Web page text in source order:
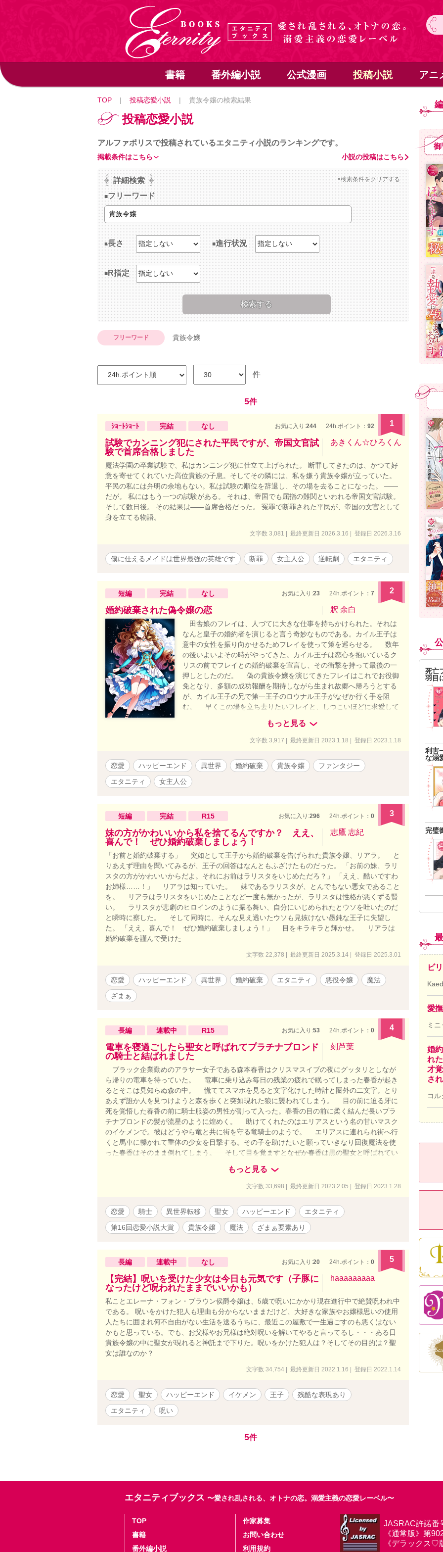
書籍 番外編小説 公式漫画 投稿小説 アニ
TOP | 投稿恋愛小説 | 貴族令嬢の検索結果
投稿恋愛小説
アルファポリスで投稿されているエタニティ小説のランキングです。
小説の投稿はこちら
掲載条件はこちら
詳細検索 ×検索条件をクリアする
フリーワード
長さ 進行状況
R指定
フリーワード 貴族令嬢
件
5件
ｼｮｰﾄｼｮｰﾄ 完結 なし お気に入り:244 24h.ポイント： 92 1
試験でカンニング犯にされた平民ですが、帝国文官試
験で首席合格しました
あきくん☆ひろくん
魔法学園の卒業試験で、私はカンニング犯に仕立て上げられた。 断罪してきたのは、かつて好
意を寄せてくれていた高位貴族の子息。そしてその隣には、私を嫌う貴族令嬢が立っていた。
平民の私には弁明の余地もない。私は試験の順位を辞退し、その場を去ることになった。 ――
だが。 私にはもう一つの試験がある。 それは、帝国でも屈指の難関といわれる帝国文官試験。
そして数日後。 その結果は――首席合格だった。 冤罪で断罪された平民が、帝国の文官として
身を立てる物語。
文字数 3,081 | 最終更新日 2026.3.16 | 登録日 2026.3.16
僕に仕えるメイドは世界最強の英雄です 断罪 女主人公 逆転劇 エタニティ
短編 完結 なし お気に入り:23 24h.ポイント： 7 2
婚約破棄された偽令嬢の恋 釈 余白
田舎娘のフレイは、人づてに大きな仕事を持ちかけられた。それは
なんと皇子の婚約者を演じると言う奇妙なものである。カイル王子は
意中の女性を振り向かせるためフレイを使って策を巡らせる。 数年
の後いよいよその時がやってきた。カイル王子は恋心を抱いているク
リスの前でフレイとの婚約破棄を宣言し、その衝撃を持って最後の一
押しとしたのだ。 偽の貴族令嬢を演じてきたフレイはこれでお役御
免となり、多額の成功報酬を期待しながら生まれ故郷へ帰ろうとする
が、カイル王子の兄で第一王子のロウナル王子がなぜか行く手を阻
む。 早くこの場を立ち去りたいフレイと、しつこいほどに求愛して
くるロウナル王子との押し問答はどういう結末をたどるのだろうか。
もっと見る
文字数 3,917 | 最終更新日 2023.1.18 | 登録日 2023.1.18
恋愛 ハッピーエンド 異世界 婚約破棄 貴族令嬢
ファンタジー
エタニティ
女主人公
短編 完結 R15 お気に入り:296 24h.ポイント： 0 3
妹の方がかわいいから私を捨てるんですか？ ええ、
喜んで！ ぜひ婚約破棄しましょう！
志鷹 志紀
「お前と婚約破棄する」 突如として王子から婚約破棄を告げられた貴族令嬢、リアラ。 と
りあえず理由を聞いてみるが、王子の回答はなんともふざけたものだった。 「お前の妹、ラリ
スタの方がかわいいからだよ。それにお前はラリスタをいじめただろ？」 「ええ、酷いですわ
お姉様……！」 リアラは知っていた。 妹であるラリスタが、とんでもない悪女であること
を。 リアラはラリスタをいじめたことなど一度も無かったが、ラリスタは性格が悪くずる賢
い。 ラリスタが悲劇のヒロインのように振る舞い、自分にいじめられたとウソを吐いたのだ
と瞬時に察した。 そして同時に、そんな見え透いたウソも見抜けない愚鈍な王子に失望し
た。 「ええ、喜んで！ ぜひ婚約破棄しましょう！」 目をキラキラと輝かせ。 リアラは
婚約破棄を謹んで受けた
文字数 22,378 | 最終更新日 2025.3.14 | 登録日 2025.3.01
恋愛 ハッピーエンド 異世界 婚約破棄 エタニティ 悪役令嬢
魔法
ざまぁ
長編 連載中 R15 お気に入り:53 24h.ポイント： 0 4
電車を寝過ごしたら聖女と呼ばれてプラチナブロンド
の騎士と結ばれました
刻芦葉
ブラック企業勤めのアラサー女子である森本春香はクリスマスイブの夜にグッタリとしなが
ら帰りの電車を待っていた。 電車に乗り込み毎日の残業の疲れで眠ってしまった春香が起き
るとそこは見知らぬ森の中。 慌ててスマホを見ると文字化けした時計と圏外の二文字。とり
あえず誰か人を見つけようと森を歩くと突如現れた狼に襲われてしまう。 目の前に迫る牙に
死を覚悟した春香の前に騎士服姿の男性が割って入った。春香の目の前に柔く結んだ長いプラ
チナブロンドの髪が流星のように煌めく。 助けてくれたのはエリアスという名の甘いマスク
のイケメンで。彼はどうやら竜と共に街を守る竜騎士のようで。 エリアスに連れられ街へ行
くと馬車に轢かれて重体の少女を目撃する。その子を助けたいと願っていきなり回復魔法を使
った春香はそのまま倒れてしまう。 そして目を覚ますとなぜか春香は黒の聖女と呼ばれてい
た。 これは突然異世界へと迷い込んだアラサー女子が権力者達に気に入られたり、治療院で
患者を治したり、お料理をして喜ばれたり、見た目王子様な癖して初心な竜騎士と恋愛したり
もっと見る
文字数 33,698 | 最終更新日 2023.2.05 | 登録日 2023.1.28
恋愛 騎士 異世界転移 聖女 ハッピーエンド
エタニティ
第16回恋愛小説大賞
貴族令嬢 魔法 ざまぁ要素あり
長編 連載中 なし お気に入り:20 24h.ポイント： 0 5
【完結】呪いを受けた少女は今日も元気です（子豚に
なったけど呪われたままでいいかも）
haaaaaaaaa
私ことエレーナ・フォン・ブラウン侯爵令嬢は、5歳で呪いにかかり現在進行中で絶賛呪われ中
である。 呪いをかけた犯人も理由も分からないままだけど、大好きな家族やお嬢様思いの使用
人たちに囲まれ何不自由がない生活を送るうちに、最近この屋敷で一生過ごすのも悪くはない
かもと思っている。でも、お父様やお兄様は絶対呪いを解いてやると言ってるし・・・ある日
貴族令嬢の中に聖女が現れると神託まで下りた。呪いをかけた犯人は？そしてその目的は？聖
女は誰なのか？
文字数 34,754 | 最終更新日 2022.1.16 | 登録日 2022.1.14
恋愛 聖女 ハッピーエンド イケメン 王子
残酷な表現あり
エタニティ
呪い
5件
死亡
羽目
利害
な溺
完璧
ビ
愛
ミ
婚
れ
才
さ
コル
エタニティブックス 〜愛され乱される、オトナの恋。溺愛主義の恋愛レーベル〜
TOP
書籍
番外編小説
作家募集
お問い合わせ
利用規約
JASRAC許諾番
《通常版》第
《デラックス♡